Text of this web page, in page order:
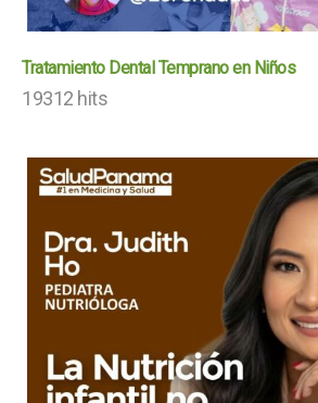
Tratamiento Dental Temprano en Niños
19312 hits